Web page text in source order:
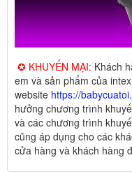
✪ KHUYẾN MẠI: Khách
em và sản phẩm của
website https://
hưởng chương trình
và các chương trình
cũng áp dụng cho các
cửa hàng và khách hàng